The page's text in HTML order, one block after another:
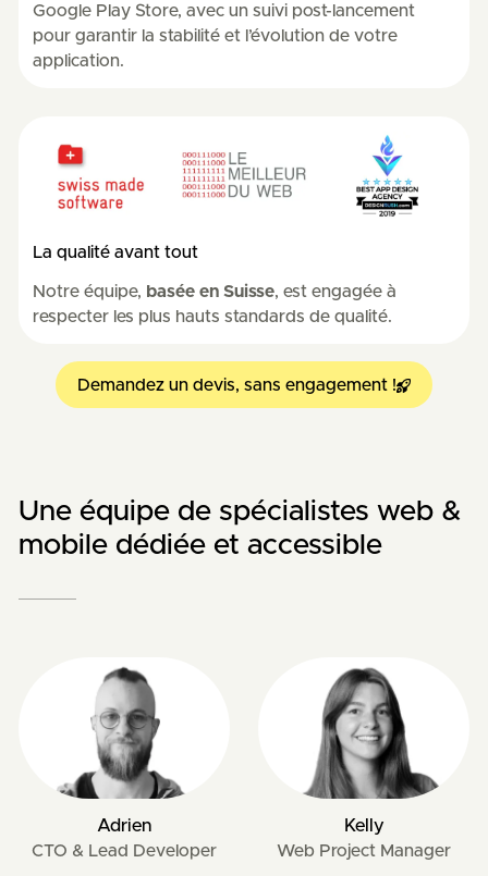
Google Play Store, avec un suivi post-lancement
pour garantir la stabilité et l’évolution de votre
application.
La qualité avant tout
Notre équipe, basée en Suisse, est engagée à
respecter les plus hauts standards de qualité.
Demandez un devis, sans engagement !
Une équipe de spécialistes web &
mobile dédiée et accessible
Adrien
CTO & Lead Developer
Kelly
Web Project Manager